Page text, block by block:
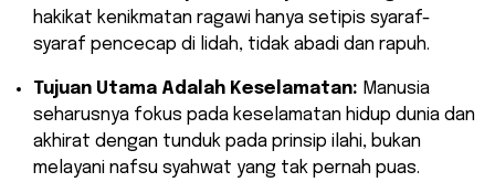
hakikat kenikmatan ragawi hanya setipis syaraf-
syaraf pencecap di lidah, tidak abadi dan rapuh.
Tujuan Utama Adalah Keselamatan: Manusia
seharusnya fokus pada keselamatan hidup dunia dan
akhirat dengan tunduk pada prinsip ilahi, bukan
melayani nafsu syahwat yang tak pernah puas.